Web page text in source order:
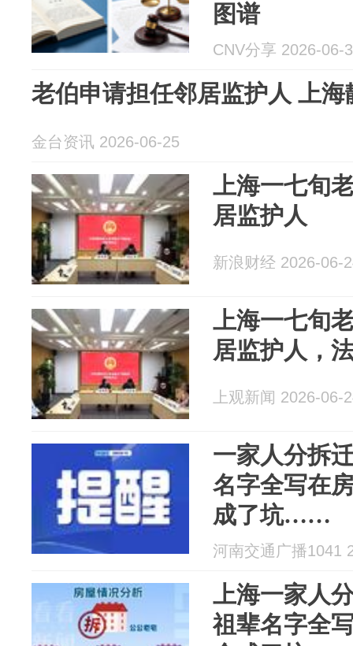
图谱
CNV分享 2026-06-
老伯申请担任邻居监护人 上
金台资讯 2026-06-25
上海一七旬
居监护人
新浪财经 2026-06-
上海一七旬
居监护人，
上观新闻 2026-06-
一家人分拆
名字全写在
成了坑……
河南交通广播1041
上海一家人
祖辈名字全